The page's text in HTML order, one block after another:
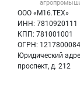
ООО «М16.ТЕХ»
ИНН: 7810920111
КПП: 781001001
ОГРН:
Юридический
проспект, д. 212